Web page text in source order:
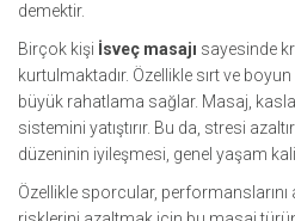
demektir.
Birçok kişi İsveç masajı sayesinde
kurtulmaktadır. Özellikle sırt ve
büyük rahatlama sağlar. Masaj,
sistemini yatıştırır. Bu da, stresi
düzeninin iyileşmesi, genel yaşam
Özellikle sporcular,